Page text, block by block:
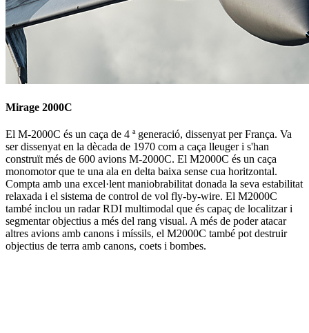
Mirage 2000C
El M-2000C és un caça de 4 ª generació, dissenyat per França. Va
ser dissenyat en la dècada de 1970 com a caça lleuger i s'han
construït més de 600 avions M-2000C. El M2000C és un caça
monomotor que te una ala en delta baixa sense cua horitzontal.
Compta amb una excel·lent maniobrabilitat donada la seva estabilitat
relaxada i el sistema de control de vol fly-by-wire. El M2000C
també inclou un radar RDI multimodal que és capaç de localitzar i
segmentar objectius a més del rang visual. A més de poder atacar
altres avions amb canons i míssils, el M2000C també pot destruir
objectius de terra amb canons, coets i bombes.